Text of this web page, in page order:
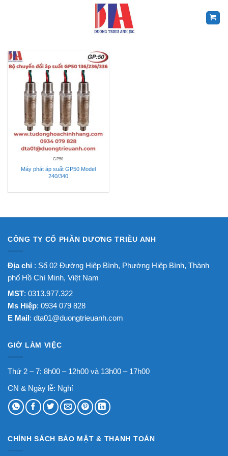
GP50
Máy phát áp suất GP50 Model
240/340
CÔNG TY CỔ PHẦN DƯƠNG TRIỀU ANH
Địa chỉ : Số 02 Đường Hiệp Bình, Phường Hiệp Bình, Thành
phố Hồ Chí Minh, Việt Nam
MST: 0313.977.322
Ms Hiệp: 0934 079 828
E Mail: dta01@duongtrieuanh.com
GIỜ LÀM VIỆC
Thứ 2 – 7: 8h00 – 12h00 và 13h00 – 17h00
CN & Ngày lễ: Nghỉ
CHÍNH SÁCH BẢO MẬT & THANH TOÁN